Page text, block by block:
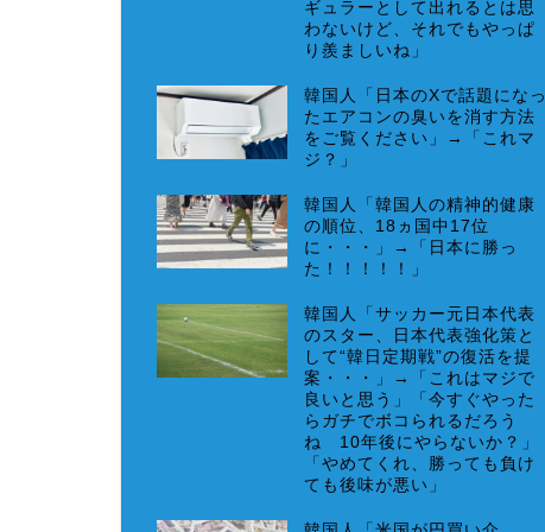
ギュラーとして出れるとは思
わないけど、それでもやっぱ
り羨ましいね」
韓国人「日本のXで話題になっ
たエアコンの臭いを消す方法
をご覧ください」→「これマ
ジ？」
韓国人「韓国人の精神的健康
の順位、18ヵ国中17位
に・・・」→「日本に勝っ
た！！！！！」
韓国人「サッカー元日本代表
のスター、日本代表強化策と
して“韓日定期戦”の復活を提
案・・・」→「これはマジで
良いと思う」「今すぐやった
らガチでボコられるだろう
ね 10年後にやらないか？」
「やめてくれ、勝っても負け
ても後味が悪い」